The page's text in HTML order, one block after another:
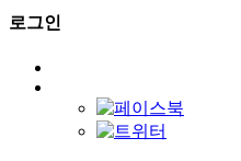
로그인